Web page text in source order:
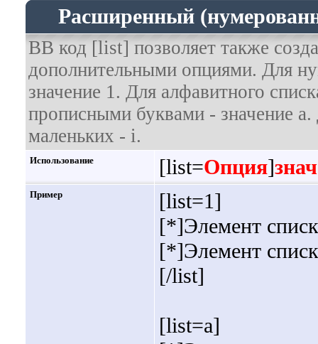
Расширенный
BB код [list] позволяет также
дополнительными опциями. Для
значение 1. Для алфавитного
прописными буквами - значение
маленьких - i.
Использование [list=Опция]
Пример
[list=1]
[*]Элемент
[*]Элемент
[/list]
[list=a]